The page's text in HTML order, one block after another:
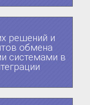
решений и
обмена
системами в